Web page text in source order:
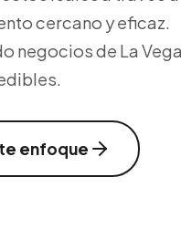
cercano y eficaz.
negocios de La
enfoque